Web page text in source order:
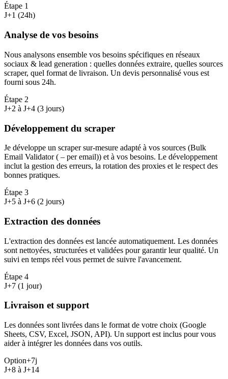
Étape 1
J+1 (24h)
Analyse de vos besoins
Nous analysons ensemble vos besoins spécifiques en réseaux
sociaux & lead generation : quelles données extraire, quelles sources
scraper, quel format de livraison. Un devis personnalisé vous est
fourni sous 24h.
Étape 2
J+2 à J+4 (3 jours)
Développement du scraper
Je développe un scraper sur-mesure adapté à vos sources (Bulk
Email Validator ( – per email)) et à vos besoins. Le développement
inclut la gestion des erreurs, la rotation des proxies et le respect des
bonnes pratiques.
Étape 3
J+5 à J+6 (2 jours)
Extraction des données
L'extraction des données est lancée automatiquement. Les données
sont nettoyées, structurées et validées pour garantir leur qualité. Un
suivi en temps réel vous permet de suivre l'avancement.
Étape 4
J+7 (1 jour)
Livraison et support
Les données sont livrées dans le format de votre choix (Google
Sheets, CSV, Excel, JSON, API). Un support est inclus pour vous
aider à intégrer les données dans vos outils.
Option+7j
J+8 à J+14